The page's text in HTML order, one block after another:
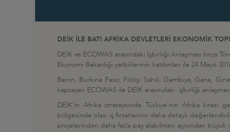
DEİK İLE BATI AFRİKA DEVLETLERİ EKONOMİK
DEİK ve ECOWAS arasındaki İşbirliği Anlaşması İmza
Ekonomi Bakanlığı yetkililerinin katılımları ile 24 Mayıs
Benin, Burkina Faso, Fildişi Sahili, Gambiya, Gana,
kapsayan ECOWAS ile DEİK arasındaki işbirliği
DEİK'in Afrika stratejisinde Türkiye'nin Afrika kıtası
bölgesinde olası iş fırsatlarının daha detaylı
projelerinden daha fazla pay alabilmesi açısından büyük